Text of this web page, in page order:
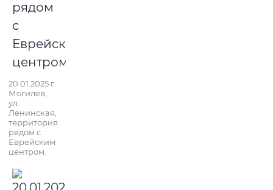
20.01.2025 г.
Могилев,
ул.
Ленинская,
территория
рядом с
Еврейским
центром.